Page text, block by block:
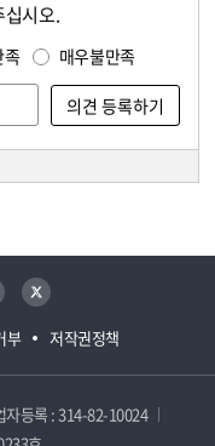
십시오.
족 매우불만족
부 저작권정책
트위터
자등록 : 314-82-10024